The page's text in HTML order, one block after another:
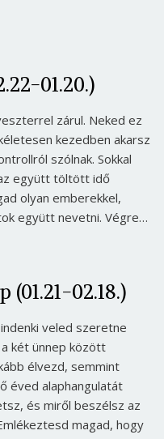
01.20.)
zárul. Neked ez
kezedben akarsz
szólnak. Sokkal
együtt töltött idő
olyan emberekkel,
együtt nevetni. Végre…
02.18.)
veled szeretne
a két ünnep között
élvezd, semmint
éved alaphangulatát
és miről beszélsz az
magad, hogy